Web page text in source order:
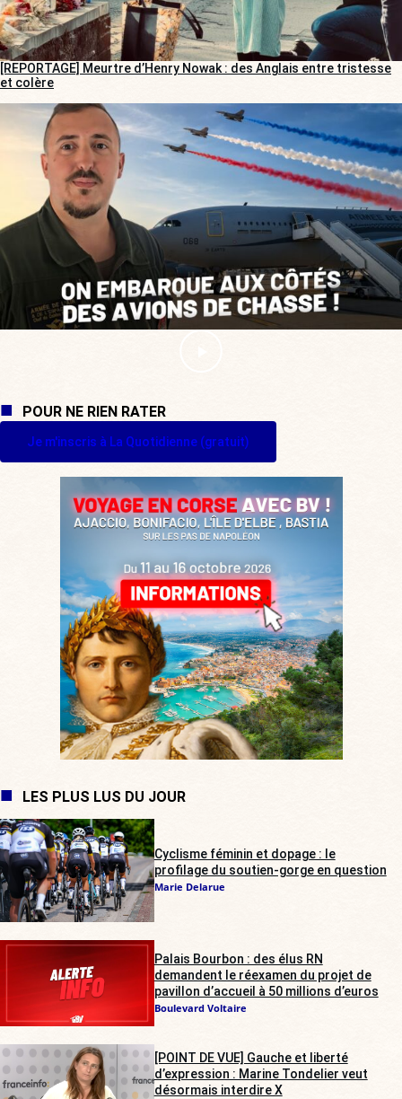
[REPORTAGE] Meurtre d’Henry Nowak : des Anglais entre tristesse
et colère
POUR NE RIEN RATER
Je m'inscris à La Quotidienne (gratuit)
LES PLUS LUS DU JOUR
Cyclisme féminin et dopage : le
profilage du soutien-gorge en question
Marie Delarue
Palais Bourbon : des élus RN
demandent le réexamen du projet de
pavillon d’accueil à 50 millions d’euros
Boulevard Voltaire
[POINT DE VUE] Gauche et liberté
d’expression : Marine Tondelier veut
désormais interdire X